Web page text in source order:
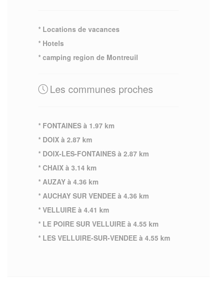
* Locations de vacances
* Hotels
* camping region de Montreuil
Les communes proches
* FONTAINES à 1.97 km
* DOIX à 2.87 km
* DOIX-LES-FONTAINES à 2.87 km
* CHAIX à 3.14 km
* AUZAY à 4.36 km
* AUCHAY SUR VENDEE à 4.36 km
* VELLUIRE à 4.41 km
* LE POIRE SUR VELLUIRE à 4.55 km
* LES VELLUIRE-SUR-VENDEE à 4.55 km